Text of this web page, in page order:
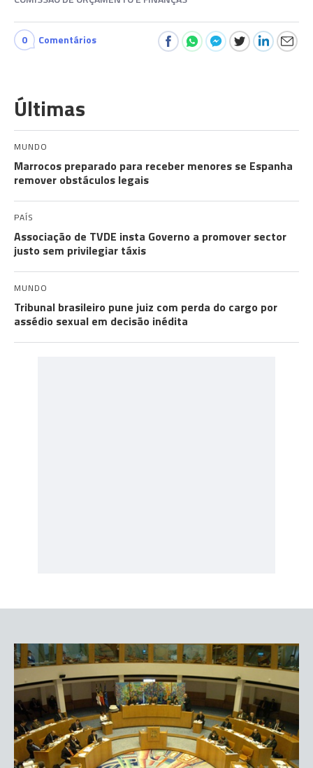
0 Comentários
Últimas
MUNDO
Marrocos preparado para receber menores se Espanha
remover obstáculos legais
PAÍS
Associação de TVDE insta Governo a promover sector
justo sem privilegiar táxis
MUNDO
Tribunal brasileiro pune juiz com perda do cargo por
assédio sexual em decisão inédita